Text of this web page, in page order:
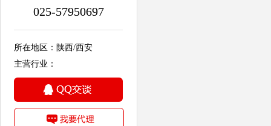
025-57950697
所在地区：陕西/西安
主营行业：